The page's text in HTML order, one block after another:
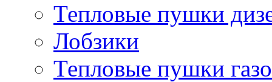
Тепловые пушки
Лобзики
Тепловые пушки